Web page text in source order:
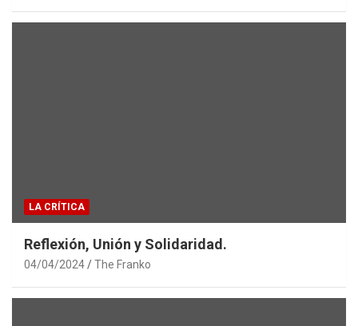
LA CRÍTICA
Reflexión, Unión y Solidaridad.
04/04/2024 The Franko